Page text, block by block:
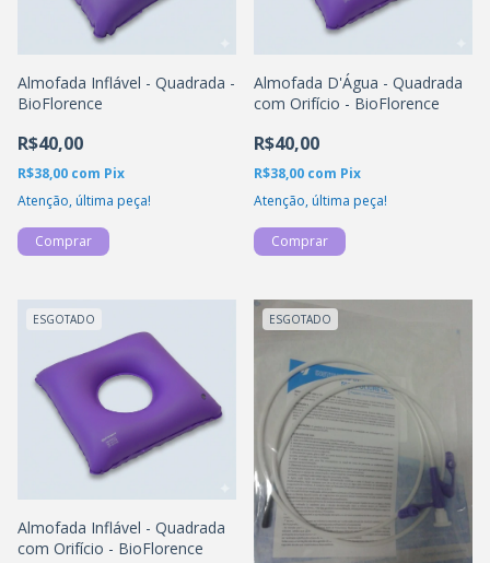
Almofada Inflável - Quadrada -
BioFlorence
R$40,00
R$38,00 com Pix
Atenção, última peça!
Almofada D'Água - Quadrada
com Orifício - BioFlorence
R$40,00
R$38,00 com Pix
Atenção, última peça!
ESGOTADO
Almofada Inflável - Quadrada
com Orifício - BioFlorence
ESGOTADO